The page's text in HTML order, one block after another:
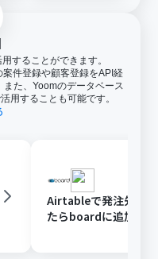
することができます。
件登録や顧客登録をAPI経
た、Yoomのデータベース
用することも可能です。
Airtableで発注先が
たらboardに追加する